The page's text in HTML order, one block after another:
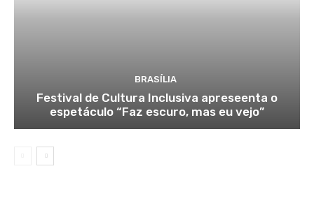
BRASÍLIA
Festival de Cultura Inclusiva apreseenta o
espetáculo “Faz escuro, mas eu vejo”